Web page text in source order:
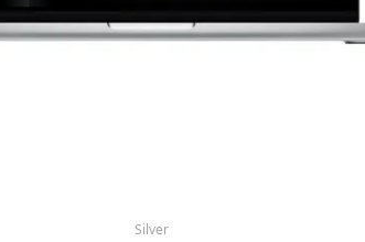
Silver